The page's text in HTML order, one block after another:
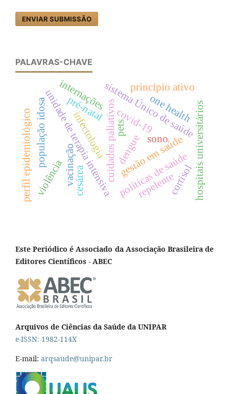
ENVIAR SUBMISSÃO
PALAVRAS-CHAVE
unidade de terapia intensiva
cuidados paliativos
sistema Único de saúde
políticas de saúde
gestão em saúde
vacinação
covid-19
população idosa hospitais universitários
infectologia sono
repelente
princípio ativo
pré-natal
violência
dengue
internações
perfil epidemiológico cortisol
pets
one health
cesárea
Este Periódico é Associado da Associação Brasileira de
Editores Científicos - ABEC
Arquivos de Ciências da Saúde da UNIPAR
e-ISSN: 1982-114X
E-mail: arqsaude@unipar.br